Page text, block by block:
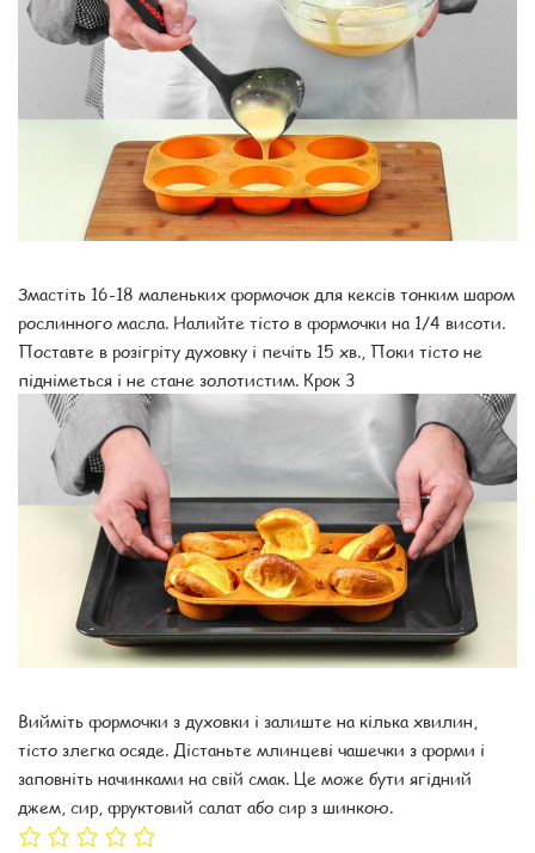
Змастіть 16-18 маленьких формочок для кексів тонким шаром
рослинного масла. Налийте тісто в формочки на 1/4 висоти.
Поставте в розігріту духовку і печіть 15 хв., Поки тісто не
підніметься і не стане золотистим. Крок 3
Вийміть формочки з духовки і залиште на кілька хвилин,
тісто злегка осяде. Дістаньте млинцеві чашечки з форми і
заповніть начинками на свій смак. Це може бути ягідний
джем, сир, фруктовий салат або сир з шинкою.